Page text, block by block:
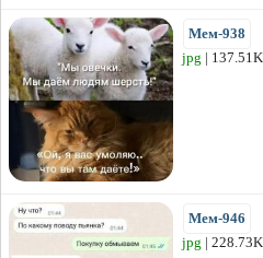
Мем-938
jpg |
Мем-946
jpg |